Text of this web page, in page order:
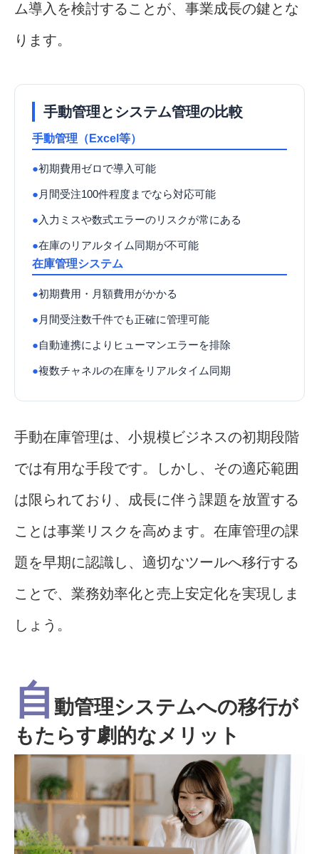
ム導入を検討することが、事業成長の鍵とな
ります。
手動管理とシステム管理の比較
手動管理（Excel等）
●初期費用ゼロで導入可能
● 月間受注100件程度までなら対応可能
● 入力ミスや数式エラーのリスクが常にある
●在庫のリアルタイム同期が不可能
在庫管理システム
●初期費用・月額費用がかかる
● 月間受注数千件でも正確に管理可能
●自動連携によりヒューマンエラーを排除
●複数チャネルの在庫をリアルタイム同期
手動在庫管理は、小規模ビジネスの初期段階
では有用な手段です。しかし、その適応範囲
は限られており、成長に伴う課題を放置する
ことは事業リスクを高めます。在庫管理の課
題を早期に認識し、適切なツールへ移行する
ことで、業務効率化と売上安定化を実現しま
しょう。
自 動管理システムへの移行が
もたらす劇的なメリット